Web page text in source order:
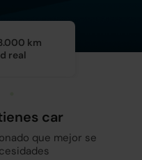
km
real
y
car
que mejor se